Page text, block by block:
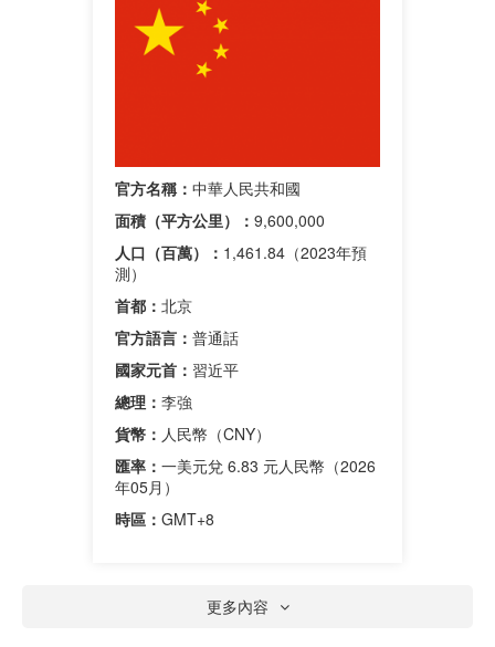
官方名稱： 中華人民共和國
面積（平方公里）： 9,600,000
人口（百萬）： 1,461.84（2023年預
測）
首都： 北京
官方語言： 普通話
國家元首： 習近平
總理： 李強
貨幣： 人民幣（CNY）
匯率： 一美元兌 6.83 元人民幣（2026
年05月）
時區： GMT+8
更多內容